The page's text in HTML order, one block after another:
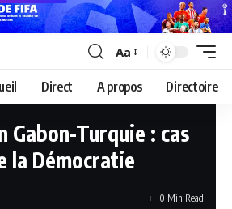
Aa
Direct A propos Directoire
Gabon-Turquie : cas
la Démocratie
0 Min Read